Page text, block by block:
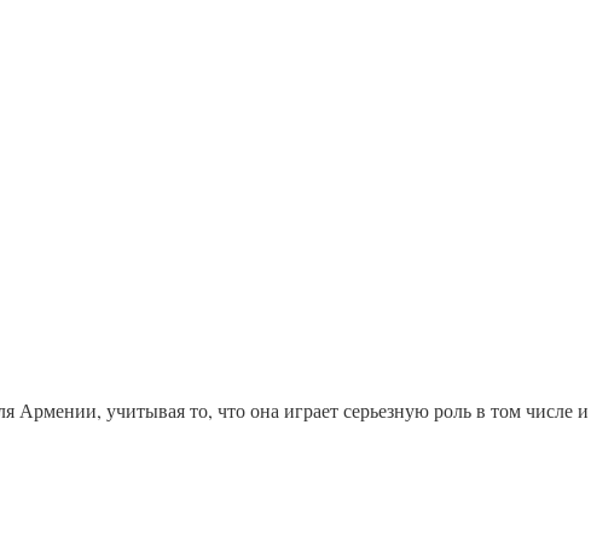
Армении, учитывая то, что она играет серьезную роль в том числе